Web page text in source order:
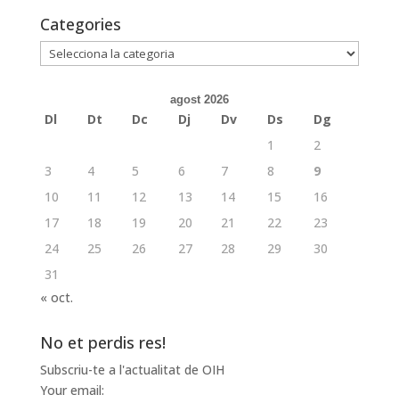
Categories
Categories
agost 2026
Dl Dt Dc Dj Dv Ds
Dg
1
2
3
4 5 6 7 8
9
10
11 12 13 14 15
16
17
18 19 20 21 22
23
24
25 26 27 28 29
30
31
« oct.
No et perdis res!
Subscriu-te a l'actualitat de OIH
Your email: